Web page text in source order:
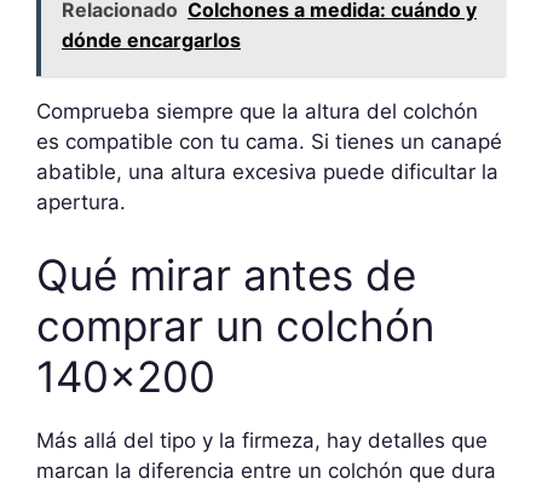
Relacionado Colchones a medida: cuándo y
dónde encargarlos
Comprueba siempre que la altura del colchón
es compatible con tu cama. Si tienes un canapé
abatible, una altura excesiva puede dificultar la
apertura.
Qué mirar antes de
comprar un colchón
140×200
Más allá del tipo y la firmeza, hay detalles que
marcan la diferencia entre un colchón que dura